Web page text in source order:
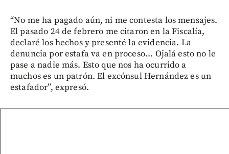
“No me ha pagado aún, ni me contesta los mensajes.
El pasado 24 de febrero me citaron en la Fiscalía,
declaré los hechos y presenté la evidencia. La
denuncia por estafa va en proceso... Ojalá esto no le
pase a nadie más. Esto que nos ha ocurrido a
muchos es un patrón. El excónsul Hernández es un
estafador”, expresó.